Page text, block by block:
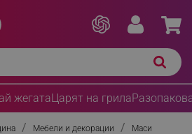
жегатаЦарят на грила
Мебели и декорации Маси